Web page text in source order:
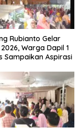
Rubianto Gelar
2026, Warga Dapil 1
Sampaikan Aspirasi